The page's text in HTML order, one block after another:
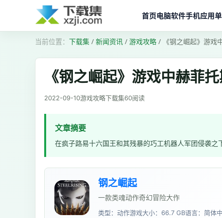
首页电脑软件手机应用
下载集 / 新闻资讯 / 游戏攻略 / 《钢之崛起》游戏
《钢之崛起》游戏中赫菲
2022-09-10游戏攻略下载集60阅读
文章摘要
在疯子路易十六国王和其残暴的巧工机器人军团侵袭之
钢之崛起
一款类魂动作奇幻冒险大作
类型：动作游戏大小：66.7 GB语言：简体